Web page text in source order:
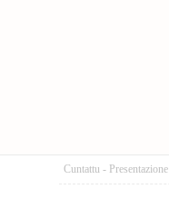
Cuntattu - Presentazione